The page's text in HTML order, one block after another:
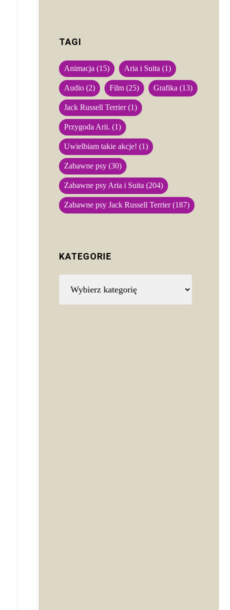
TAGI
Animacja (15) Aria i Suita (1)
Audio (2) Film (25) Grafika (13)
Jack Russell Terrier(1)
Przygoda Arii. (1)
Uwielbiam takie akcje! (1)
Zabawne psy (30)
Zabawne psy Aria i Suita (204)
Zabawne psy Jack Russell Terrier(187)
KATEGORIE